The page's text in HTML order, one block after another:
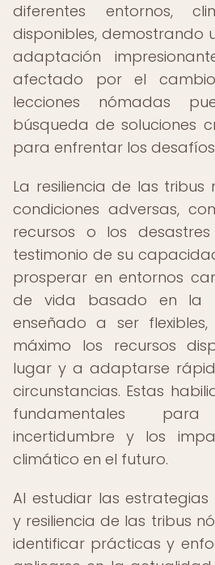
diferentes entornos,
disponibles,
adaptación
afectado por el
lecciones nómadas
búsqueda de soluciones
para enfrentar los
La resiliencia de las
condiciones adversas,
recursos o los
testimonio de su
prosperar en entornos
de vida basado en la
enseñado a ser
máximo los recursos
lugar y a adaptarse
circunstancias. Estas
fundamentales
incertidumbre y los
climático en el futuro.
Al estudiar las
y resiliencia de las tribus
identificar prácticas y